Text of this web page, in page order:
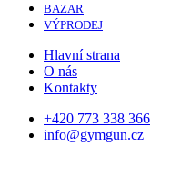
BAZAR
VÝPRODEJ
Hlavní strana
O nás
Kontakty
+420 773 338 366
info@gymgun.cz